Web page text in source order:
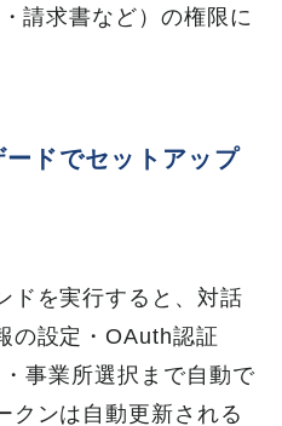
請求書など）の権限に
ドでセットアップ
ドを実行すると、対話
の設定・OAuth認証
事業所選択まで自動で
クンは自動更新される